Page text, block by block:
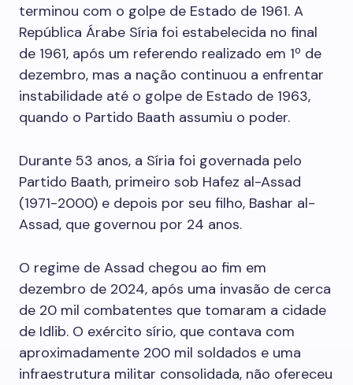
terminou com o golpe de Estado de 1961. A
República Árabe Síria foi estabelecida no final
de 1961, após um referendo realizado em 1º de
dezembro, mas a nação continuou a enfrentar
instabilidade até o golpe de Estado de 1963,
quando o Partido Baath assumiu o poder.
Durante 53 anos, a Síria foi governada pelo
Partido Baath, primeiro sob Hafez al-Assad
(1971-2000) e depois por seu filho, Bashar al-
Assad, que governou por 24 anos.
O regime de Assad chegou ao fim em
dezembro de 2024, após uma invasão de cerca
de 20 mil combatentes que tomaram a cidade
de Idlib. O exército sírio, que contava com
aproximadamente 200 mil soldados e uma
infraestrutura militar consolidada, não ofereceu